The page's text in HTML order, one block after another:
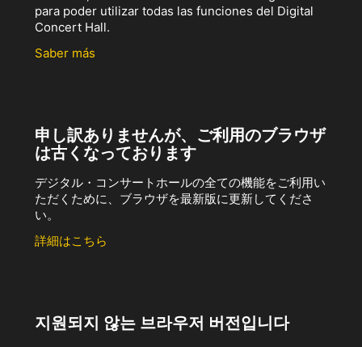
para poder utilizar todas las funciones del Digital
Concert Hall.
Saber más
申し訳ありませんが、ご利用のブラウザ
は古くなっております
デジタル・コンサートホールの全ての機能をご利用い
ただくために、ブラウザを最新版に更新してくださ
い。
詳細はこちら
지원되지 않는 브라우저 버전입니다